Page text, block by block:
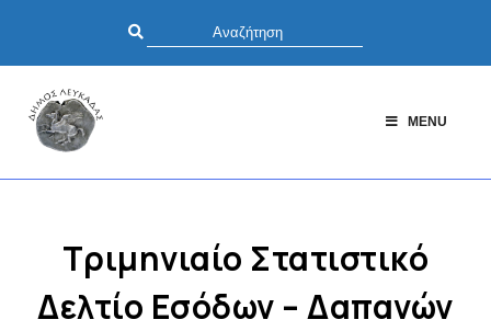
MENU
Τριμηνιαίο Στατιστικό
Δελτίο Εσόδων – Δαπανών